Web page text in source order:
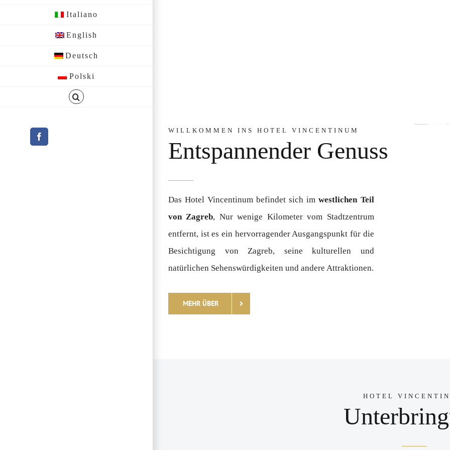
Italiano
English
Deutsch
Polski
Facebook
WILLKOMMEN INS HOTEL VINCENTINUM
Entspannender Genuss
Das Hotel Vincentinum befindet sich imwestlichen Teil
von Zagreb, Nur wenige Kilometer vom Stadtzentrum
entfernt, ist es ein hervorragender Ausgangspunkt für die
Besichtigung von Zagreb, seine kulturellen und
natürlichen Sehenswürdigkeiten und andere Attraktionen.
MEHR ÜBER
HOTEL